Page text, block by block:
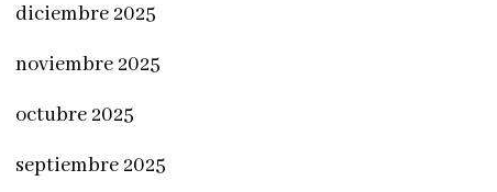
diciembre 2025
noviembre 2025
octubre 2025
septiembre 2025